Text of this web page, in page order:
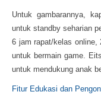
Untuk gambarannya,
untuk standby seharian
6 jam rapat/kelas online,
untuk bermain game.
untuk mendukung anak
Fitur Edukasi dan